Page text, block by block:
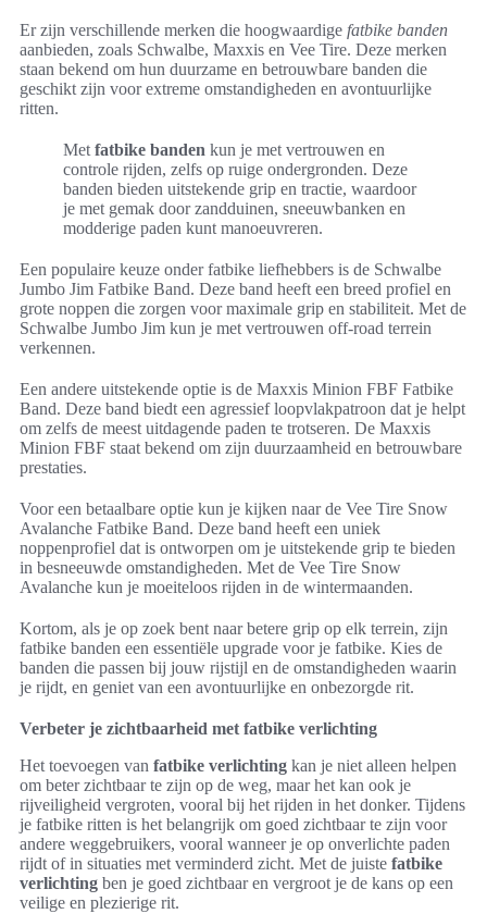
Er zijn verschillende merken die hoogwaardige fatbike banden
aanbieden, zoals Schwalbe, Maxxis en Vee Tire. Deze merken
staan bekend om hun duurzame en betrouwbare banden die
geschikt zijn voor extreme omstandigheden en avontuurlijke
ritten.
Met fatbike banden kun je met vertrouwen en
controle rijden, zelfs op ruige ondergronden. Deze
banden bieden uitstekende grip en tractie, waardoor
je met gemak door zandduinen, sneeuwbanken en
modderige paden kunt manoeuvreren.
Een populaire keuze onder fatbike liefhebbers is de Schwalbe
Jumbo Jim Fatbike Band. Deze band heeft een breed profiel en
grote noppen die zorgen voor maximale grip en stabiliteit. Met de
Schwalbe Jumbo Jim kun je met vertrouwen off-road terrein
verkennen.
Een andere uitstekende optie is de Maxxis Minion FBF Fatbike
Band. Deze band biedt een agressief loopvlakpatroon dat je helpt
om zelfs de meest uitdagende paden te trotseren. De Maxxis
Minion FBF staat bekend om zijn duurzaamheid en betrouwbare
prestaties.
Voor een betaalbare optie kun je kijken naar de Vee Tire Snow
Avalanche Fatbike Band. Deze band heeft een uniek
noppenprofiel dat is ontworpen om je uitstekende grip te bieden
in besneeuwde omstandigheden. Met de Vee Tire Snow
Avalanche kun je moeiteloos rijden in de wintermaanden.
Kortom, als je op zoek bent naar betere grip op elk terrein, zijn
fatbike banden een essentiële upgrade voor je fatbike. Kies de
banden die passen bij jouw rijstijl en de omstandigheden waarin
je rijdt, en geniet van een avontuurlijke en onbezorgde rit.
Verbeter je zichtbaarheid met fatbike verlichting
Het toevoegen van fatbike verlichting kan je niet alleen helpen
om beter zichtbaar te zijn op de weg, maar het kan ook je
rijveiligheid vergroten, vooral bij het rijden in het donker. Tijdens
je fatbike ritten is het belangrijk om goed zichtbaar te zijn voor
andere weggebruikers, vooral wanneer je op onverlichte paden
rijdt of in situaties met verminderd zicht. Met de juiste fatbike
verlichting ben je goed zichtbaar en vergroot je de kans op een
veilige en plezierige rit.